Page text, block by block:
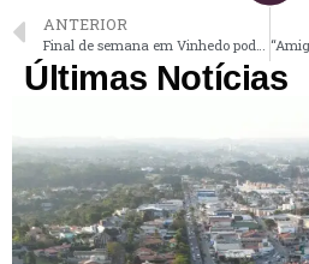
ANTERIOR
Últimas Notícias